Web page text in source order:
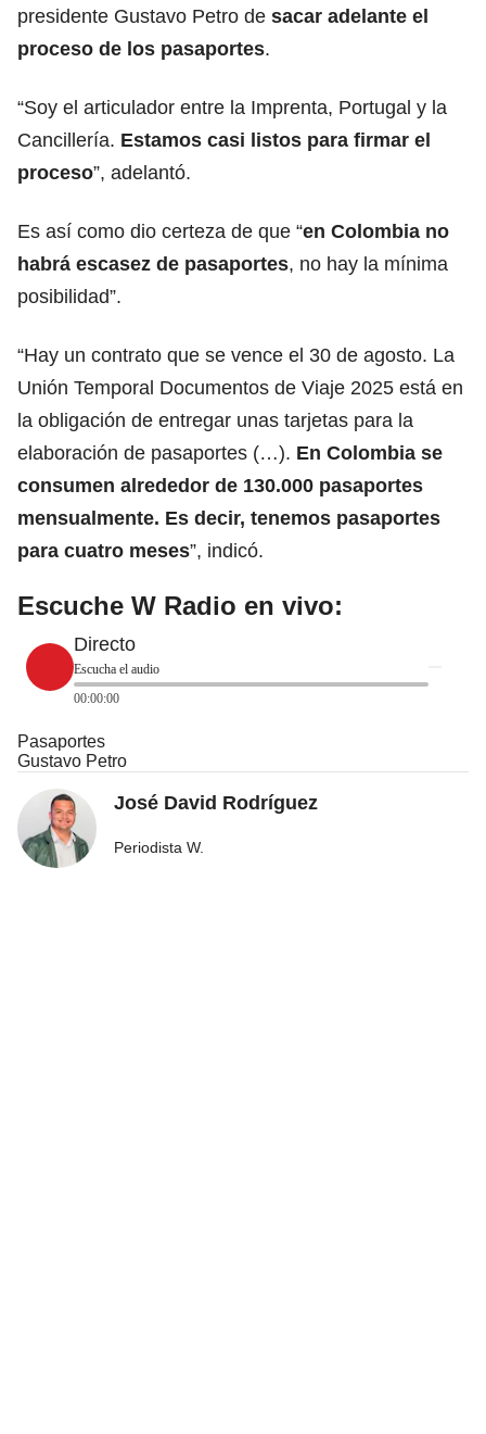
presidente Gustavo Petro de sacar adelante el
proceso de los pasaportes.
“Soy el articulador entre la Imprenta, Portugal y la
Cancillería. Estamos casi listos para firmar el
proceso”, adelantó.
Es así como dio certeza de que “en Colombia no
habrá escasez de pasaportes, no hay la mínima
posibilidad”.
“Hay un contrato que se vence el 30 de agosto. La
Unión Temporal Documentos de Viaje 2025 está en
la obligación de entregar unas tarjetas para la
elaboración de pasaportes (…). En Colombia se
consumen alrededor de 130.000 pasaportes
mensualmente. Es decir, tenemos pasaportes
para cuatro meses”, indicó.
Escuche W Radio en vivo:
Directo
Escucha el audio
00:00:00
Pasaportes
Gustavo Petro
José David Rodríguez
Periodista W.